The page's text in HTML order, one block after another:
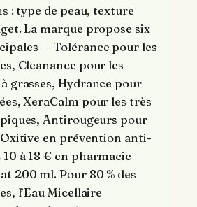
: type de peau, texture
La marque propose six
— Tolérance pour les
Cleanance pour les
grasses, Hydrance pour
XeraCalm pour les très
Antirougeurs pour
en prévention anti-
10 à 18 € en pharmacie
200 ml. Pour 80 % des
l’Eau Micellaire